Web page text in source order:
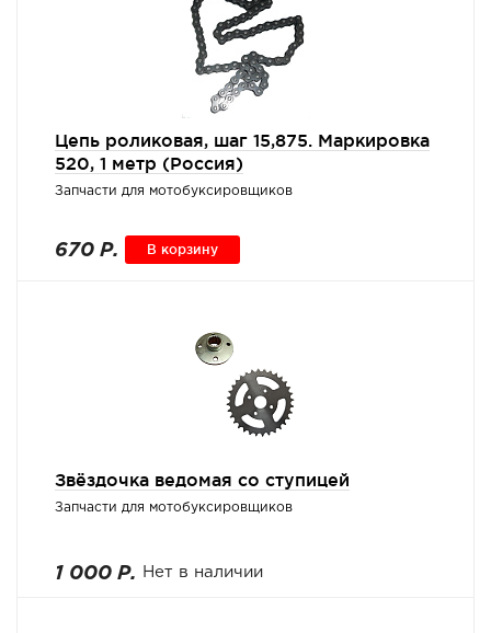
Цепь роликовая, шаг 15,875. Маркировка
520, 1 метр (Россия)
Запчасти для мотобуксировщиков
670 Р. В корзину
Звёздочка ведомая со ступицей
Запчасти для мотобуксировщиков
1 000 Р. Нет в наличии